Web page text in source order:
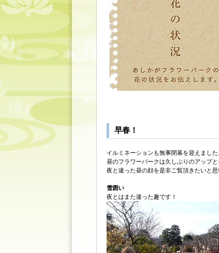
早春！
イルミネーションも無事閉幕を迎えまし
昼のフラワーパークは久しぶりのアップ
夜と違った昼の顔を是非ご覧頂きたいと
雪囲い
夜とはまた違った趣です！